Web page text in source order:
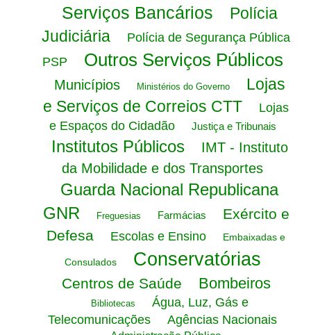
Serviços Bancários
Polícia
Judiciária
Polícia de Segurança Pública
PSP
Outros Serviços Públicos
Municípios Ministérios do Governo
Lojas
e Serviços de Correios CTT
Lojas
e Espaços do Cidadão
Justiça e Tribunais
Institutos Públicos
IMT - Instituto
da Mobilidade e dos Transportes
Guarda Nacional Republicana
GNR
Freguesias Farmácias
Exército e
Defesa
Escolas e Ensino Embaixadas e
Consulados Conservatórias
Centros de Saúde Bombeiros
Bibliotecas
Água, Luz, Gás e
Telecomunicações
Agências Nacionais